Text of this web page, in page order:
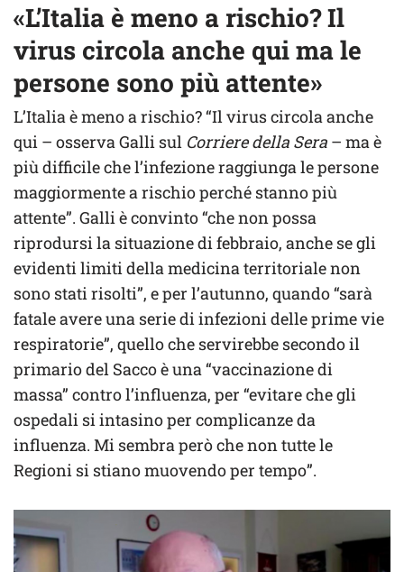
«L’Italia è meno a rischio? Il
virus circola anche qui ma le
persone sono più attente»
L’Italia è meno a rischio? “Il virus circola anche
qui – osserva Galli sul Corriere della Sera – ma è
più difficile che l’infezione raggiunga le persone
maggiormente a rischio perché stanno più
attente”. Galli è convinto “che non possa
riprodursi la situazione di febbraio, anche se gli
evidenti limiti della medicina territoriale non
sono stati risolti”, e per l’autunno, quando “sarà
fatale avere una serie di infezioni delle prime vie
respiratorie”, quello che servirebbe secondo il
primario del Sacco è una “vaccinazione di
massa” contro l’influenza, per “evitare che gli
ospedali si intasino per complicanze da
influenza. Mi sembra però che non tutte le
Regioni si stiano muovendo per tempo”.